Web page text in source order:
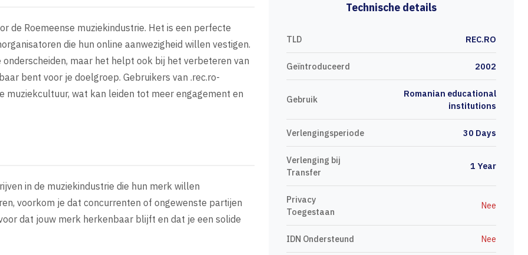
de Roemeense muziekindustrie. Het is een perfecte
die hun online aanwezigheid willen vestigen.
maar het helpt ook bij het verbeteren van
bent voor je doelgroep. Gebruikers van .rec.ro-
wat kan leiden tot meer engagement en
in de muziekindustrie die hun merk willen
voorkom je dat concurrenten of ongewenste partijen
dat jouw merk herkenbaar blijft en dat je een solide
Technische details
TLD REC.RO
Geïntroduceerd 2002
Gebruik
Romanian educational
institutions
Verlengingsperiode 30 Days
Verlenging bij
Transfer
1 Year
Privacy
Toegestaan
Nee
IDN Ondersteund Nee